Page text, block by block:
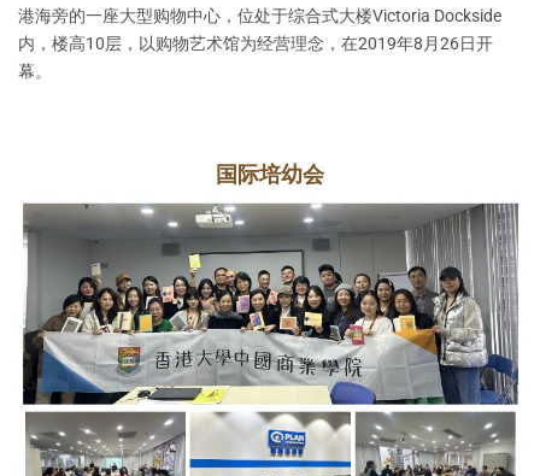
港海旁的一座大型购物中心，位处于综合式大楼Victoria Dockside
内，楼高10层，以购物艺术馆为经营理念，在2019年8月26日开
幕。
国际培幼会